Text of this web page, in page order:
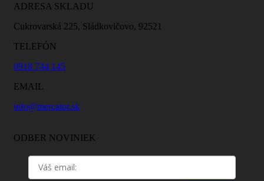
ADRESA SKLADU
Cukrovarská 225, Sládkovičovo, 92521
TELEFÓN
0918 744 145
EMAIL
info@mercator.sk
ODBER NOVINIEK